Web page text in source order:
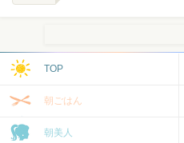
TOP
朝ごはん
朝美人